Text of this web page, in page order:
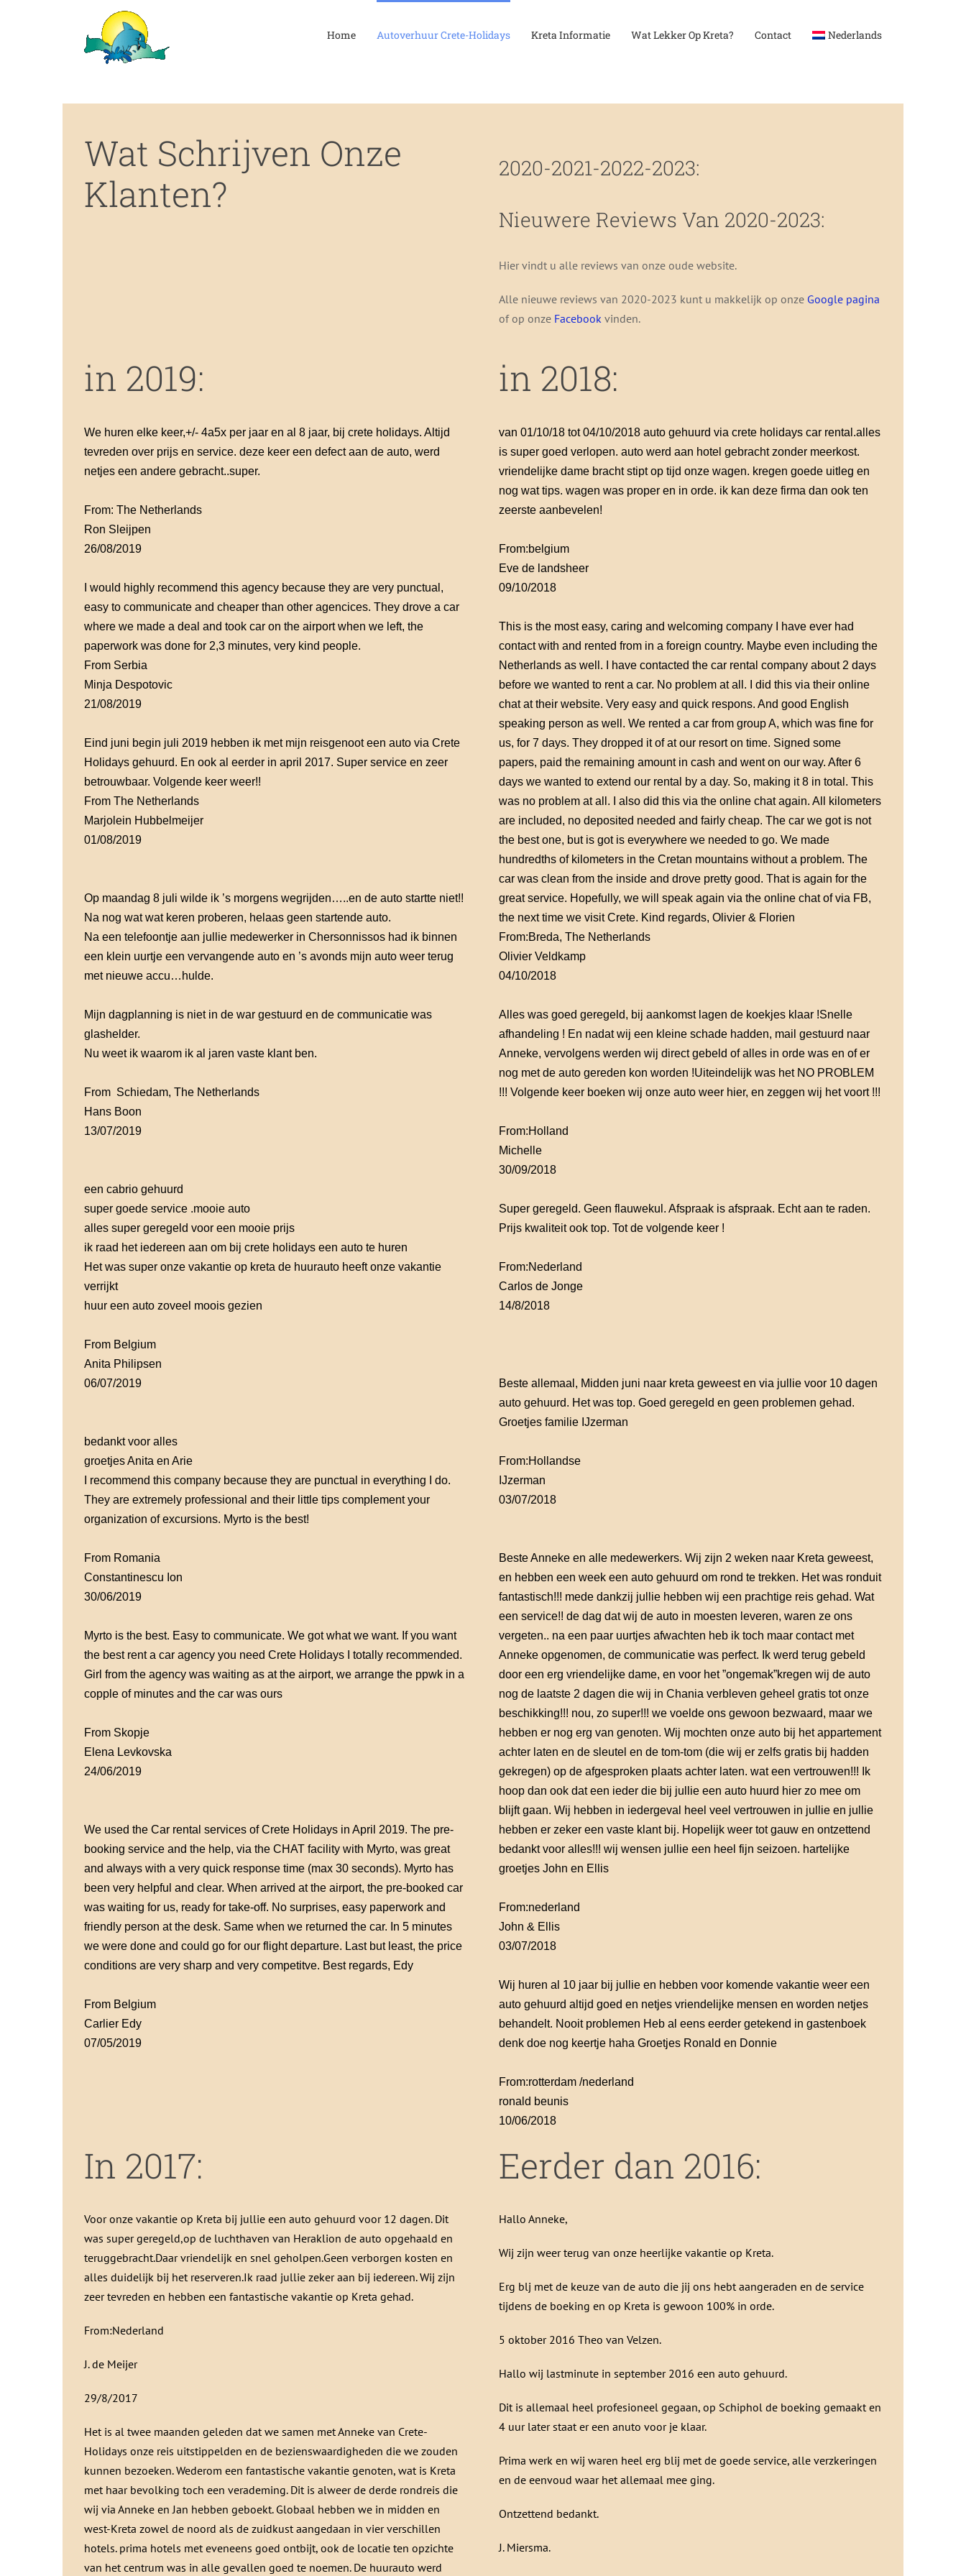
Home Autoverhuur Crete-Holidays Kreta Informatie Wat Lekker Op Kreta? Contact Nederlands
Wat Schrijven Onze
Klanten?
2020-2021-2022-2023:
Nieuwere Reviews Van 2020-2023:
Hier vindt u alle reviews van onze oude website.
Alle nieuwe reviews van 2020-2023 kunt u makkelijk op onze Google pagina
of op onze Facebook vinden.
in 2019:
We huren elke keer,+/- 4a5x per jaar en al 8 jaar, bij crete holidays. Altijd
tevreden over prijs en service. deze keer een defect aan de auto, werd
netjes een andere gebracht..super.
From: The Netherlands
Ron Sleijpen
26/08/2019
I would highly recommend this agency because they are very punctual,
easy to communicate and cheaper than other agencices. They drove a car
where we made a deal and took car on the airport when we left, the
paperwork was done for 2,3 minutes, very kind people.
From Serbia
Minja Despotovic
21/08/2019
Eind juni begin juli 2019 hebben ik met mijn reisgenoot een auto via Crete
Holidays gehuurd. En ook al eerder in april 2017. Super service en zeer
betrouwbaar. Volgende keer weer!!
From The Netherlands
Marjolein Hubbelmeijer
01/08/2019
Op maandag 8 juli wilde ik ’s morgens wegrijden…..en de auto startte niet!!
Na nog wat wat keren proberen, helaas geen startende auto.
Na een telefoontje aan jullie medewerker in Chersonnissos had ik binnen
een klein uurtje een vervangende auto en ’s avonds mijn auto weer terug
met nieuwe accu…hulde.
Mijn dagplanning is niet in de war gestuurd en de communicatie was
glashelder.
Nu weet ik waarom ik al jaren vaste klant ben.
From Schiedam, The Netherlands
Hans Boon
13/07/2019
een cabrio gehuurd
super goede service .mooie auto
alles super geregeld voor een mooie prijs
ik raad het iedereen aan om bij crete holidays een auto te huren
Het was super onze vakantie op kreta de huurauto heeft onze vakantie
verrijkt
huur een auto zoveel moois gezien
From Belgium
Anita Philipsen
06/07/2019
bedankt voor alles
groetjes Anita en Arie
I recommend this company because they are punctual in everything I do.
They are extremely professional and their little tips complement your
organization of excursions. Myrto is the best!
From Romania
Constantinescu Ion
30/06/2019
Myrto is the best. Easy to communicate. We got what we want. If you want
the best rent a car agency you need Crete Holidays I totally recommended.
Girl from the agency was waiting as at the airport, we arrange the ppwk in a
copple of minutes and the car was ours
From Skopje
Elena Levkovska
24/06/2019
We used the Car rental services of Crete Holidays in April 2019. The pre-
booking service and the help, via the CHAT facility with Myrto, was great
and always with a very quick response time (max 30 seconds). Myrto has
been very helpful and clear. When arrived at the airport, the pre-booked car
was waiting for us, ready for take-off. No surprises, easy paperwork and
friendly person at the desk. Same when we returned the car. In 5 minutes
we were done and could go for our flight departure. Last but least, the price
conditions are very sharp and very competitve. Best regards, Edy
From Belgium
Carlier Edy
07/05/2019
in 2018:
van 01/10/18 tot 04/10/2018 auto gehuurd via crete holidays car rental.alles
is super goed verlopen. auto werd aan hotel gebracht zonder meerkost.
vriendelijke dame bracht stipt op tijd onze wagen. kregen goede uitleg en
nog wat tips. wagen was proper en in orde. ik kan deze firma dan ook ten
zeerste aanbevelen!
From:belgium
Eve de landsheer
09/10/2018
This is the most easy, caring and welcoming company I have ever had
contact with and rented from in a foreign country. Maybe even including the
Netherlands as well. I have contacted the car rental company about 2 days
before we wanted to rent a car. No problem at all. I did this via their online
chat at their website. Very easy and quick respons. And good English
speaking person as well. We rented a car from group A, which was fine for
us, for 7 days. They dropped it of at our resort on time. Signed some
papers, paid the remaining amount in cash and went on our way. After 6
days we wanted to extend our rental by a day. So, making it 8 in total. This
was no problem at all. I also did this via the online chat again. All kilometers
are included, no deposited needed and fairly cheap. The car we got is not
the best one, but is got is everywhere we needed to go. We made
hundredths of kilometers in the Cretan mountains without a problem. The
car was clean from the inside and drove pretty good. That is again for the
great service. Hopefully, we will speak again via the online chat of via FB,
the next time we visit Crete. Kind regards, Olivier & Florien
From:Breda, The Netherlands
Olivier Veldkamp
04/10/2018
Alles was goed geregeld, bij aankomst lagen de koekjes klaar !Snelle
afhandeling ! En nadat wij een kleine schade hadden, mail gestuurd naar
Anneke, vervolgens werden wij direct gebeld of alles in orde was en of er
nog met de auto gereden kon worden !Uiteindelijk was het NO PROBLEM
!!! Volgende keer boeken wij onze auto weer hier, en zeggen wij het voort !!!
From:Holland
Michelle
30/09/2018
Super geregeld. Geen flauwekul. Afspraak is afspraak. Echt aan te raden.
Prijs kwaliteit ook top. Tot de volgende keer !
From:Nederland
Carlos de Jonge
14/8/2018
Beste allemaal, Midden juni naar kreta geweest en via jullie voor 10 dagen
auto gehuurd. Het was top. Goed geregeld en geen problemen gehad.
Groetjes familie IJzerman
From:Hollandse
IJzerman
03/07/2018
Beste Anneke en alle medewerkers. Wij zijn 2 weken naar Kreta geweest,
en hebben een week een auto gehuurd om rond te trekken. Het was ronduit
fantastisch!!! mede dankzij jullie hebben wij een prachtige reis gehad. Wat
een service!! de dag dat wij de auto in moesten leveren, waren ze ons
vergeten.. na een paar uurtjes afwachten heb ik toch maar contact met
Anneke opgenomen, de communicatie was perfect. Ik werd terug gebeld
door een erg vriendelijke dame, en voor het ”ongemak”kregen wij de auto
nog de laatste 2 dagen die wij in Chania verbleven geheel gratis tot onze
beschikking!!! nou, zo super!!! we voelde ons gewoon bezwaard, maar we
hebben er nog erg van genoten. Wij mochten onze auto bij het appartement
achter laten en de sleutel en de tom-tom (die wij er zelfs gratis bij hadden
gekregen) op de afgesproken plaats achter laten. wat een vertrouwen!!! Ik
hoop dan ook dat een ieder die bij jullie een auto huurd hier zo mee om
blijft gaan. Wij hebben in iedergeval heel veel vertrouwen in jullie en jullie
hebben er zeker een vaste klant bij. Hopelijk weer tot gauw en ontzettend
bedankt voor alles!!! wij wensen jullie een heel fijn seizoen. hartelijke
groetjes John en Ellis
From:nederland
John & Ellis
03/07/2018
Wij huren al 10 jaar bij jullie en hebben voor komende vakantie weer een
auto gehuurd altijd goed en netjes vriendelijke mensen en worden netjes
behandelt. Nooit problemen Heb al eens eerder getekend in gastenboek
denk doe nog keertje haha Groetjes Ronald en Donnie
From:rotterdam /nederland
ronald beunis
10/06/2018
In 2017:
Voor onze vakantie op Kreta bij jullie een auto gehuurd voor 12 dagen. Dit
was super geregeld,op de luchthaven van Heraklion de auto opgehaald en
teruggebracht.Daar vriendelijk en snel geholpen.Geen verborgen kosten en
alles duidelijk bij het reserveren.Ik raad jullie zeker aan bij iedereen. Wij zijn
zeer tevreden en hebben een fantastische vakantie op Kreta gehad.
From:Nederland
J. de Meijer
29/8/2017
Het is al twee maanden geleden dat we samen met Anneke van Crete-
Holidays onze reis uitstippelden en de bezienswaardigheden die we zouden
kunnen bezoeken. Wederom een fantastische vakantie genoten, wat is Kreta
met haar bevolking toch een verademing. Dit is alweer de derde rondreis die
wij via Anneke en Jan hebben geboekt. Globaal hebben we in midden en
west-Kreta zowel de noord als de zuidkust aangedaan in vier verschillen
hotels. prima hotels met eveneens goed ontbijt, ook de locatie ten opzichte
van het centrum was in alle gevallen goed te noemen. De huurauto werd
Eerder dan 2016:
Hallo Anneke,
Wij zijn weer terug van onze heerlijke vakantie op Kreta.
Erg blj met de keuze van de auto die jij ons hebt aangeraden en de service
tijdens de boeking en op Kreta is gewoon 100% in orde.
5 oktober 2016 Theo van Velzen.
Hallo wij lastminute in september 2016 een auto gehuurd.
Dit is allemaal heel profesioneel gegaan, op Schiphol de boeking gemaakt en
4 uur later staat er een anuto voor je klaar.
Prima werk en wij waren heel erg blij met de goede service, alle verzkeringen
en de eenvoud waar het allemaal mee ging.
Ontzettend bedankt.
J. Miersma.